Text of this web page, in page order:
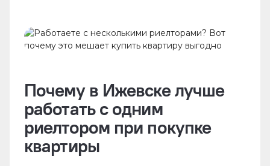
Почему в Ижевске лучше
работать с одним
риелтором при покупке
квартиры